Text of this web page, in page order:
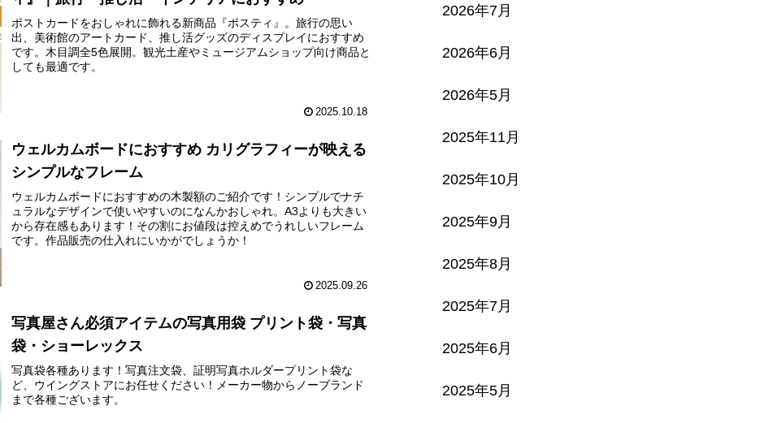
ポストカードをおしゃれに飾れる新商品『ポスティ』。旅行の思い
出、美術館のアートカード、推し活グッズのディスプレイにおすすめ
です。木目調全5色展開。観光土産やミュージアムショップ向け商品と
しても最適です。
2025.10.18
ウェルカムボードにおすすめ カリグラフィーが映える
シンプルなフレーム
ウェルカムボードにおすすめの木製額のご紹介です！シンプルでナチ
ュラルなデザインで使いやすいのになんかおしゃれ。A3よりも大きい
から存在感もあります！その割にお値段は控えめでうれしいフレーム
です。作品販売の仕入れにいかがでしょうか！
2025.09.26
写真屋さん必須アイテムの写真用袋 プリント袋・写真
袋・ショーレックス
写真袋各種あります！写真注文袋、証明写真ホルダープリント袋な
ど、ウイングストアにお任せください！メーカー物からノーブランド
まで各種ございます。
2026年7月
2026年6月
2026年5月
2025年11月
2025年10月
2025年9月
2025年8月
2025年7月
2025年6月
2025年5月